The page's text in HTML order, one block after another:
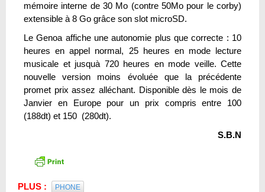
mémoire interne de 30 Mo (contre 50Mo pour le corby)
extensible à 8 Go grâce son slot microSD.
Le Genoa affiche une autonomie plus que correcte : 10
heures en appel normal, 25 heures en mode lecture
musicale et jusquà 720 heures en mode veille. Cette
nouvelle version moins évoluée que la précédente
promet prix assez alléchant. Disponible dès le mois de
Janvier en Europe pour un prix compris entre 100
(188dt) et 150  (280dt).
S.B.N
PLUS : PHONE